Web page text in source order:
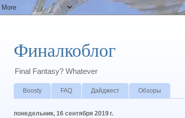
Финалкоблог
Final Fantasy? Whatever
Boosty FAQ Дайджест Обзоры
понедельник, 16 сентября 2019 г.